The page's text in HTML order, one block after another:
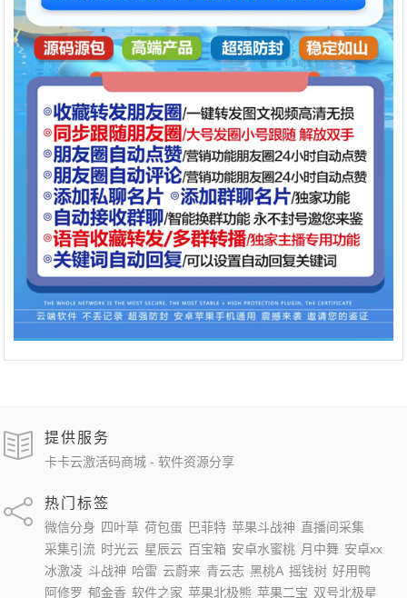
提供服务
卡卡云激活码商城 - 软件资源分享
热门标签
微信分身 四叶草 荷包蛋 巴菲特 苹果斗战神 直播间采集
采集引流 时光云 星辰云 百宝箱 安卓水蜜桃 月中舞 安卓xx
冰激凌 斗战神 哈雷 云蔚来 青云志 黑桃A 摇钱树 好用鸭
阿修罗 郁金香 软件之家 苹果北极熊 苹果二宝 双号北极星